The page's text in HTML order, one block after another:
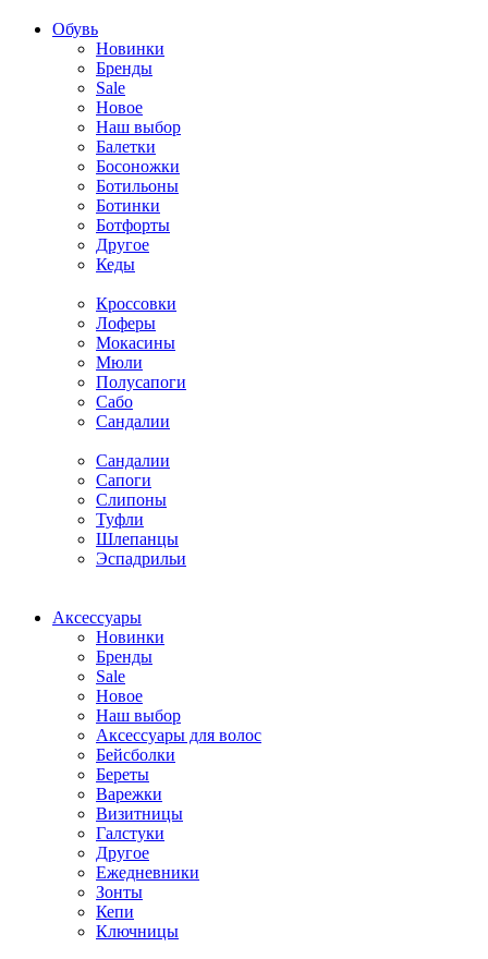
Обувь
Новинки
Бренды
Sale
Новое
Наш выбор
Балетки
Босоножки
Ботильоны
Ботинки
Ботфорты
Другое
Кеды
Кроссовки
Лоферы
Мокасины
Мюли
Полусапоги
Сабо
Сандалии
Сандалии
Сапоги
Слипоны
Туфли
Шлепанцы
Эспадрильи
Аксессуары
Новинки
Бренды
Sale
Новое
Наш выбор
Аксессуары для волос
Бейсболки
Береты
Варежки
Визитницы
Галстуки
Другое
Ежедневники
Зонты
Кепи
Ключницы